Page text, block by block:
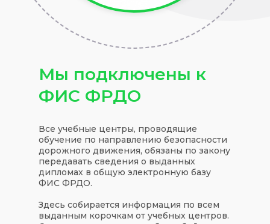
Все учебные центры, проводящие
обучение по направлению безопасности
дорожного движения, обязаны по закону
передавать сведения о выданных
дипломах в общую электронную базу
ФИС ФРДО.
Здесь собирается информация по всем
выданным корочкам от учебных центров.
Мы подключены к
ФИС ФРДО